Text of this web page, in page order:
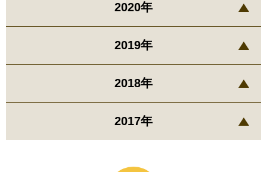
2020年
2019年
2018年
2017年